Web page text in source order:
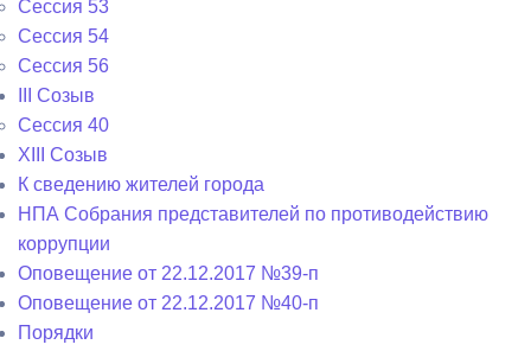
Сессия 53
Сессия 54
Сессия 56
III Созыв
Сессия 40
XIII Созыв
К сведению жителей города
НПА Собрания представителей по противодействию
коррупции
Оповещение от 22.12.2017 №39-п
Оповещение от 22.12.2017 №40-п
Порядки